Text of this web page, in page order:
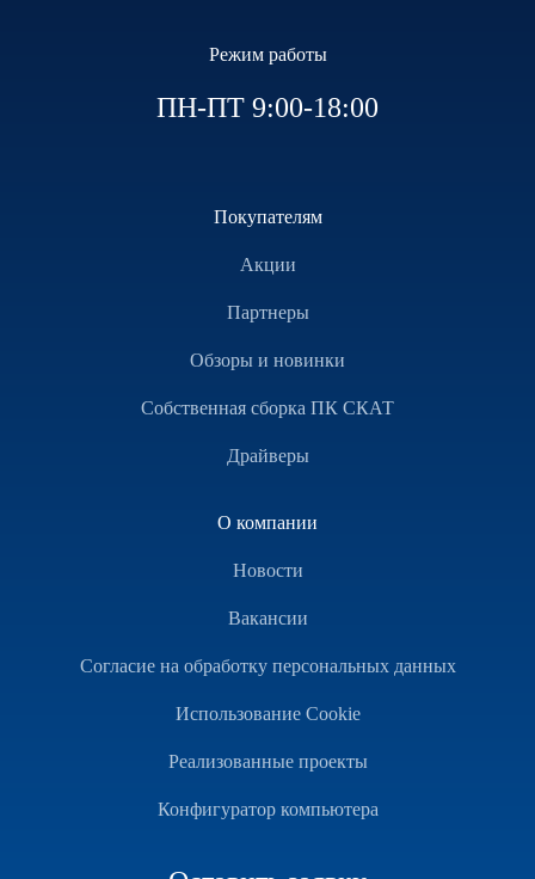
Режим работы
ПН-ПТ 9:00-18:00
Покупателям
Акции
Партнеры
Обзоры и новинки
Собственная сборка ПК СКАТ
Драйверы
О компании
Новости
Вакансии
Согласие на обработку персональных данных
Использование Cookie
Реализованные проекты
Конфигуратор компьютера